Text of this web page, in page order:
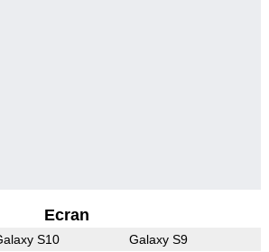
Ecran
S10 Galaxy S9